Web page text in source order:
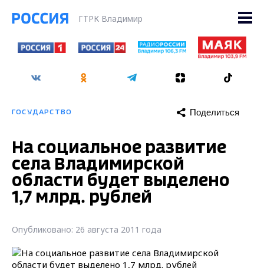
ГТРК Владимир
ГОСУДАРСТВО Поделиться
На социальное развитие
села Владимирской
области будет выделено
1,7 млрд. рублей
Опубликовано: 26 августа 2011 года